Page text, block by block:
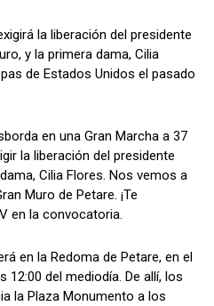
la liberación del presidente
y la primera dama, Cilia
de Estados Unidos el pasado
en una Gran Marcha a 37
la liberación del presidente
Cilia Flores. Nos vemos a
Muro de Petare. ¡Te
en la convocatoria.
en la Redoma de Petare, en el
12:00 del mediodía. De allí, los
la Plaza Monumento a los